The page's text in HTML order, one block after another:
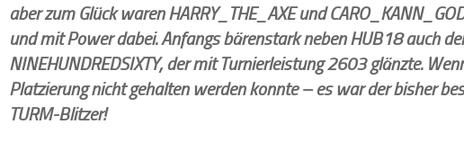
aber zum Glück waren HARRY_THE_AXE und
und mit Power dabei. Anfangs bärenstark neben HUB18 auch
NINEHUNDREDSIXTY, der mit Turnierleistung 2603 glänzte.
Platzierung nicht gehalten werden konnte – es war der bisher
TURM-Blitzer!